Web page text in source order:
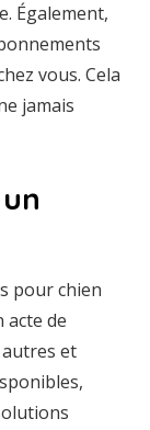
Également,
vous. Cela
jamais
pour chien
acte de
et